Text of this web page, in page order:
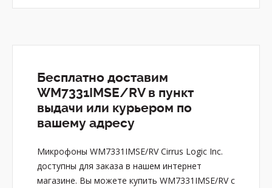
Бесплатно доставим
WM7331IMSE/RV в пункт
выдачи или курьером по
вашему адресу
Микрофоны WM7331IMSE/RV Cirrus Logic Inc.
доступны для заказа в нашем интернет
магазине. Вы можете купить WM7331IMSE/RV с